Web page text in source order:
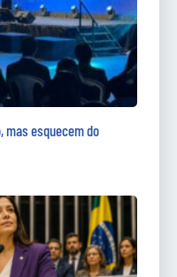
esquecem do